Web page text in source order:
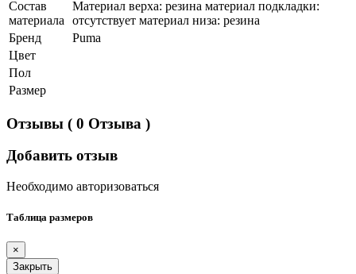
Состав
материала
Материал верха: резина материал подкладки:
отсутствует материал низа: резина
Бренд
Puma
Цвет
Пол
Размер
Отзывы ( 0 Отзыва )
Добавить отзыв
Необходимо авторизоваться
Таблица размеров
×
Закрыть